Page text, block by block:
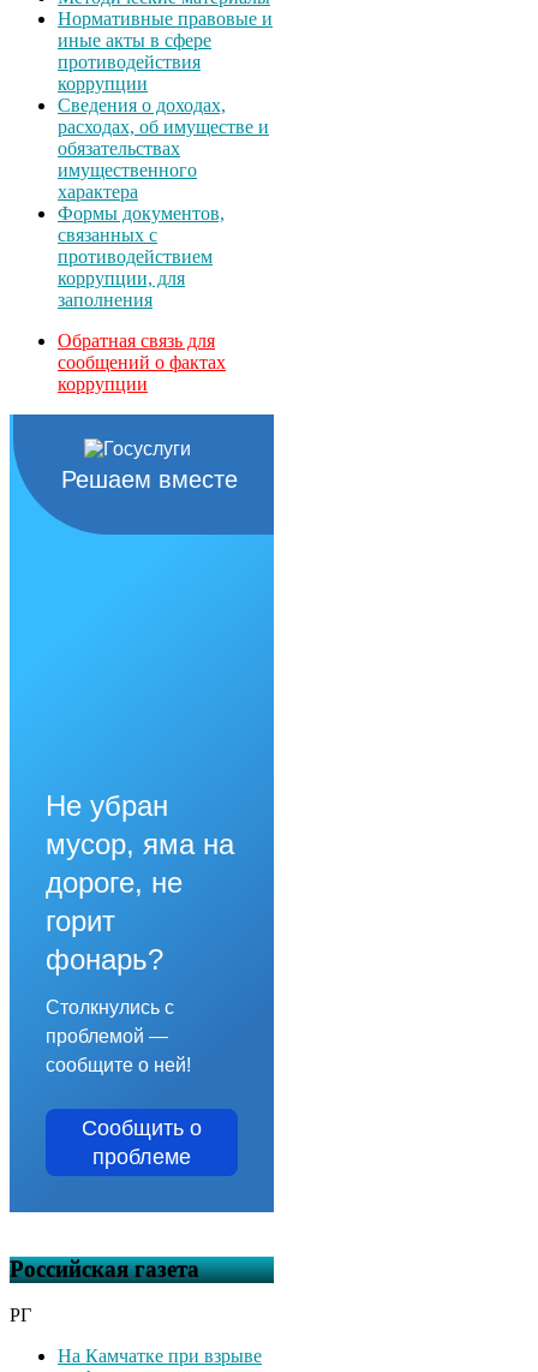
Нормативные правовые и
иные акты в сфере
противодействия
коррупции
Сведения о доходах,
расходах, об имуществе и
обязательствах
имущественного
характера
Формы документов,
связанных с
противодействием
коррупции, для
заполнения
Обратная связь для
сообщений о фактах
коррупции
Решаем вместе
Не убран
мусор, яма на
дороге, не
горит
фонарь?
Столкнулись с
проблемой —
сообщите о ней!
Сообщить о
проблеме
Российская газета
РГ
На Камчатке при взрыве